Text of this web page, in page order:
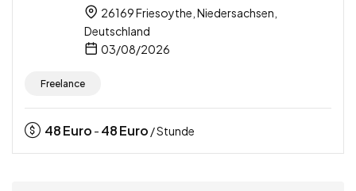
26169 Friesoythe, Niedersachsen,
Deutschland
03/08/2026
Freelance
48Euro - 48Euro / Stunde